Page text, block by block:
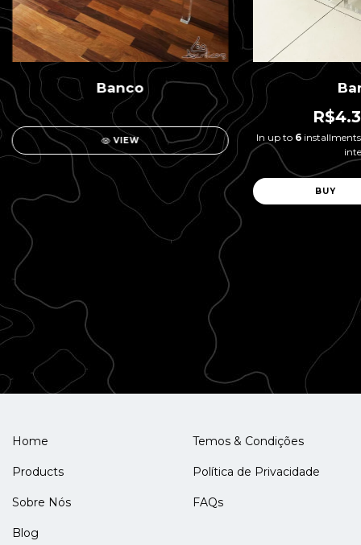
Banco
VIEW In up to 6
Home
Products
Sobre Nós
Blog
Temos & Condições
Política de Privacidade
FAQs